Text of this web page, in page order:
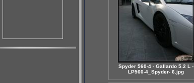
Spyder 560-4 - Gallardo 5.2 L -
LP560-4_Spyder- 6.jpg